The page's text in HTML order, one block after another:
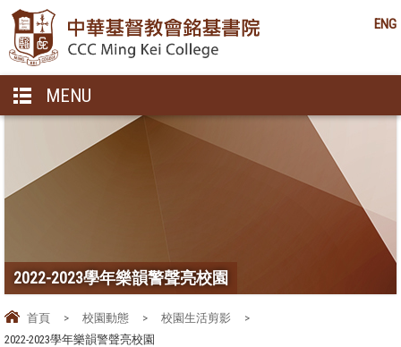
ENG
MENU
2022-2023學年樂韻警聲亮校園
首頁 > 校園動態 > 校園生活剪影
>
2022-2023學年樂韻警聲亮校園